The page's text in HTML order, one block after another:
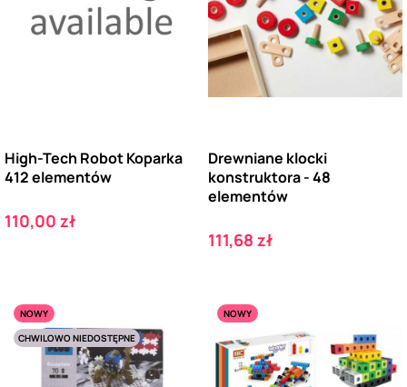
High-Tech Robot Koparka
412 elementów
Cena
110,00 zł
Drewniane klocki
konstruktora - 48
elementów
Cena
111,68 zł
NOWY
CHWILOWO NIEDOSTĘPNE
NOWY